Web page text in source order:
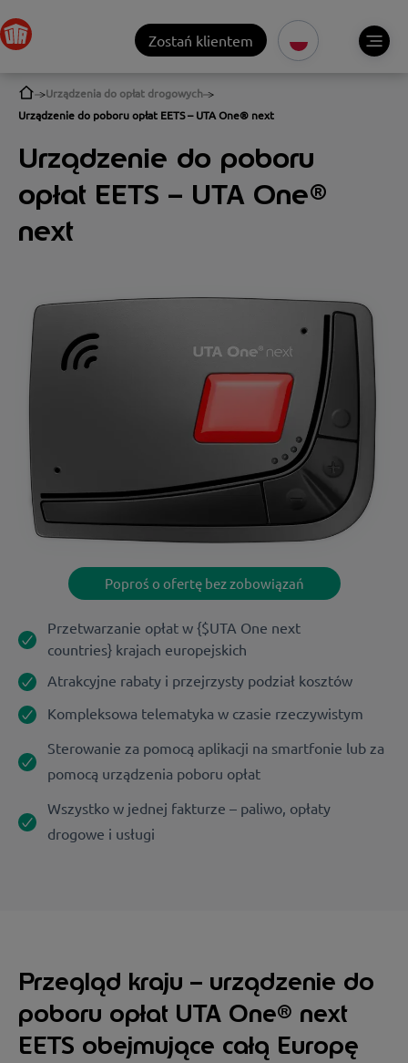
Zostań klientem
Urządzenia do opłat drogowych
Urządzenie do poboru opłat EETS – UTA One® next
Urządzenie do poboru
opłat EETS – UTA One®
next
Poproś o ofertę bez zobowiązań
Przetwarzanie opłat w {$UTA One next
countries} krajach europejskich
Atrakcyjne rabaty i przejrzysty podział kosztów
Kompleksowa telematyka w czasie rzeczywistym
Sterowanie za pomocą aplikacji na smartfonie lub za
pomocą urządzenia poboru opłat
Wszystko w jednej fakturze – paliwo, opłaty
drogowe i usługi
Przegląd kraju – urządzenie do
poboru opłat UTA One® next
EETS obejmujące całą Europę